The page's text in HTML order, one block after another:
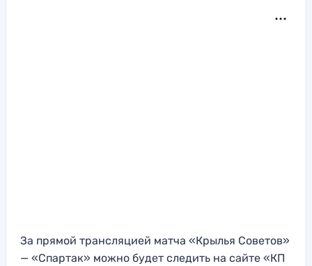
За прямой трансляцией матча «Крылья Советов»
— «Спартак» можно будет следить на сайте «КП